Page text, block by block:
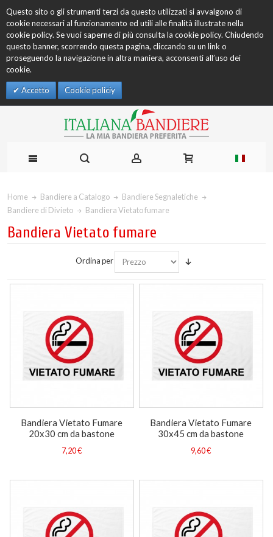
Questo sito o gli strumenti terzi da questo utilizzati si avvalgono di
cookie necessari al funzionamento ed utili alle finalità illustrate nella
cookie policy. Se vuoi saperne di più consulta la cookie policy. Chiudendo
questo banner, scorrendo questa pagina, cliccando su un link o
proseguendo la navigazione in altra maniera, acconsenti all’uso dei
cookie.
Accetto Cookie policiy
Home Bandiere a Catalogo
Bandiere Segnaletiche
Bandiere di Divieto
Bandiera Vietato fumare
Bandiera Vietato fumare
Ordina per
Bandiera Vietato Fumare
20x30 cm da bastone
7,20 €
Bandiera Vietato Fumare
30x45 cm da bastone
9,60 €